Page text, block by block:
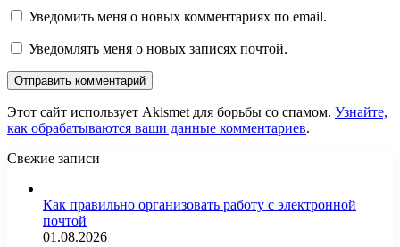
Уведомить меня о новых комментариях по email.
Уведомлять меня о новых записях почтой.
Этот сайт использует Akismet для борьбы со спамом. Узнайте,
как обрабатываются ваши данные комментариев.
Свежие записи
Как правильно организовать работу с электронной
почтой
01.08.2026